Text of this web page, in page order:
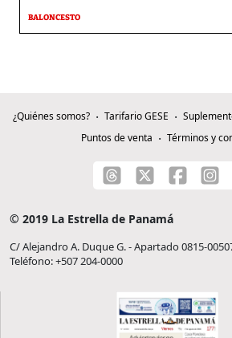
BALONCESTO
¿Quiénes somos? Tarifario GESE
Puntos de venta
Términos y
© 2019 La Estrella de Panamá
C/ Alejandro A. Duque G. - Apartado 0815-
Teléfono: +507 204-0000